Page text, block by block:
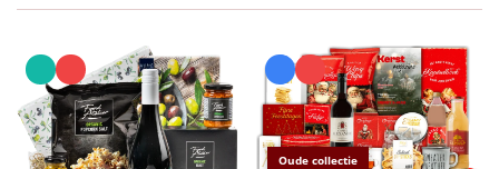
Leuke
Goedkope
Oude collectie